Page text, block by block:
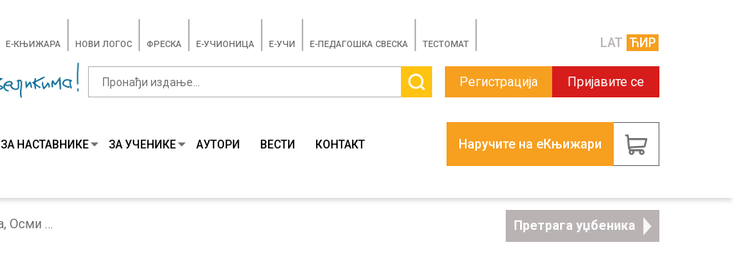
E-КЊИЖАРА НОВИ ЛОГОС ФРЕСКА E-УЧИОНИЦА E-УЧИ Е-ПЕДАГОШКА СВЕСКА TЕСТОМАТ LAT ЋИР
Регистрација Пријавите се
ЗА НАСТАВНИКЕ ЗА УЧЕНИКЕ АУТОРИ ВЕСТИ КОНТАКТ Наручите на еКњижари
Претрага уџбеника